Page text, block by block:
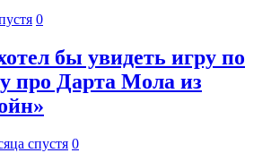
0
бы увидеть игру по
про Дарта Мола из
спустя 0